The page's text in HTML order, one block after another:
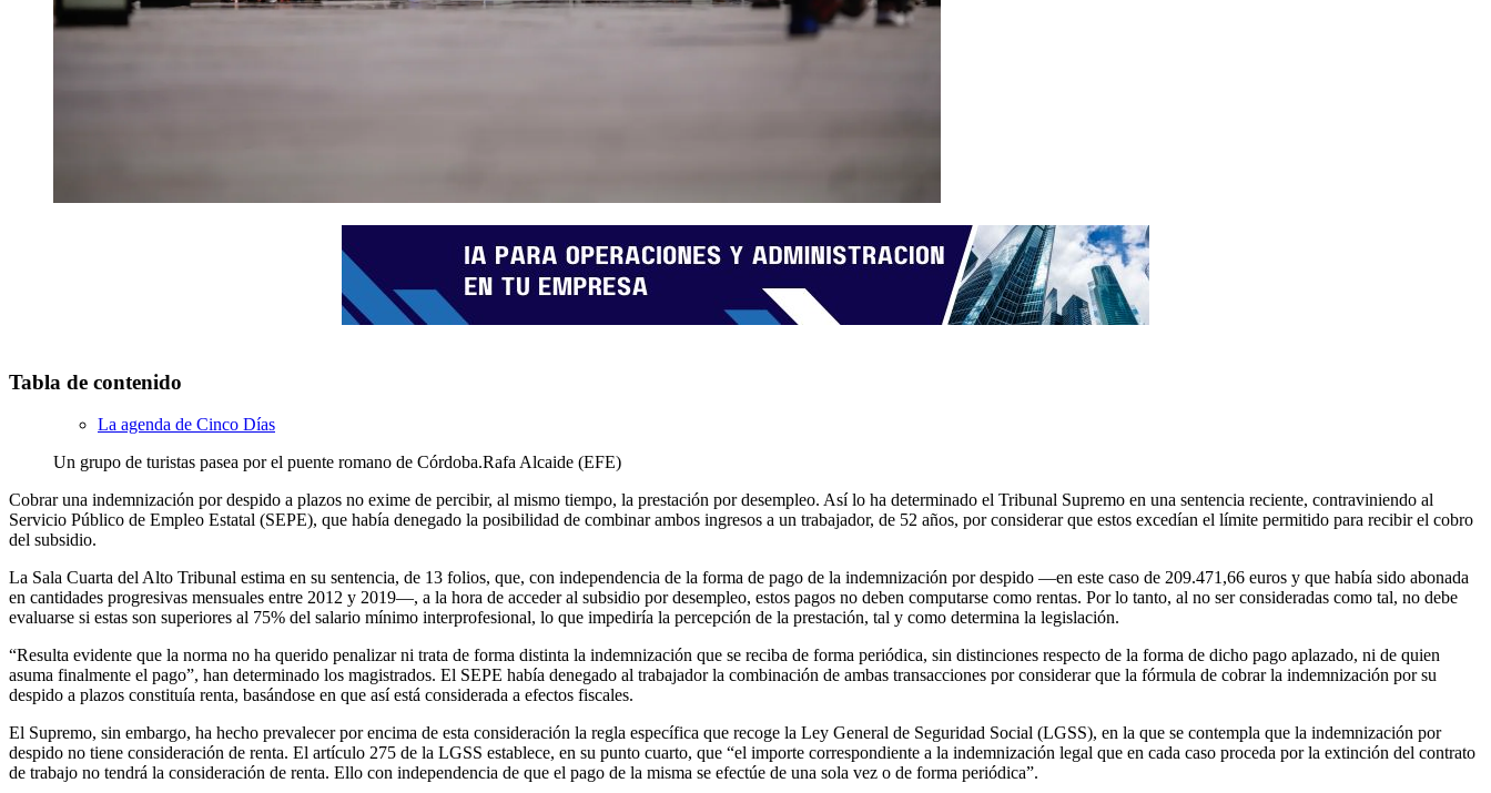
Tabla de contenido
La agenda de Cinco Días
Un grupo de turistas pasea por el puente romano de Córdoba.Rafa Alcaide (EFE)
Cobrar una indemnización por despido a plazos no exime de percibir, al mismo tiempo, la prestación por desempleo. Así lo ha determinado el Tribunal Supremo en una sentencia reciente, contraviniendo al
Servicio Público de Empleo Estatal (SEPE), que había denegado la posibilidad de combinar ambos ingresos a un trabajador, de 52 años, por considerar que estos excedían el límite permitido para recibir el cobro
del subsidio.
La Sala Cuarta del Alto Tribunal estima en su sentencia, de 13 folios, que, con independencia de la forma de pago de la indemnización por despido —en este caso de 209.471,66 euros y que había sido abonada
en cantidades progresivas mensuales entre 2012 y 2019—, a la hora de acceder al subsidio por desempleo, estos pagos no deben computarse como rentas. Por lo tanto, al no ser consideradas como tal, no debe
evaluarse si estas son superiores al 75% del salario mínimo interprofesional, lo que impediría la percepción de la prestación, tal y como determina la legislación.
“Resulta evidente que la norma no ha querido penalizar ni trata de forma distinta la indemnización que se reciba de forma periódica, sin distinciones respecto de la forma de dicho pago aplazado, ni de quien
asuma finalmente el pago”, han determinado los magistrados. El SEPE había denegado al trabajador la combinación de ambas transacciones por considerar que la fórmula de cobrar la indemnización por su
despido a plazos constituía renta, basándose en que así está considerada a efectos fiscales.
El Supremo, sin embargo, ha hecho prevalecer por encima de esta consideración la regla específica que recoge la Ley General de Seguridad Social (LGSS), en la que se contempla que la indemnización por
despido no tiene consideración de renta. El artículo 275 de la LGSS establece, en su punto cuarto, que “el importe correspondiente a la indemnización legal que en cada caso proceda por la extinción del contrato
de trabajo no tendrá la consideración de renta. Ello con independencia de que el pago de la misma se efectúe de una sola vez o de forma periódica”.